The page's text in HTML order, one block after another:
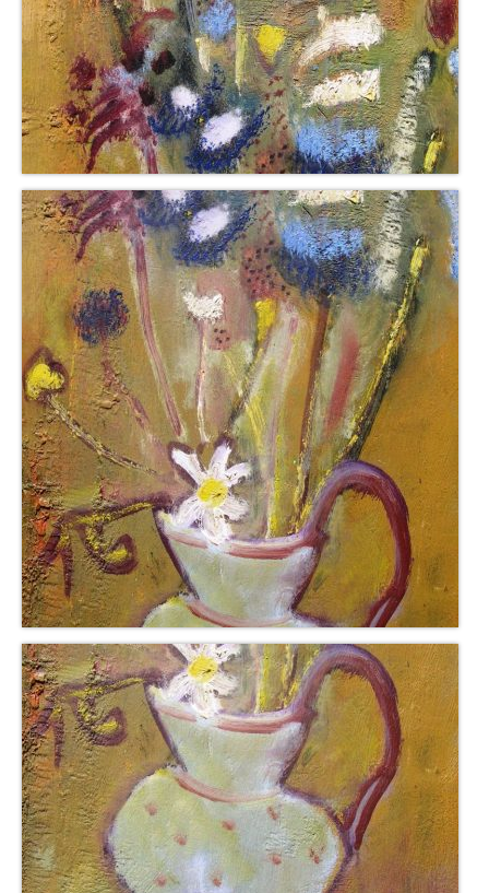
Buchempfehlungen
Richild Holt – Farbe und Linie
Theodor Zeller (1900-1986) Maler und
Visionär
Walter Becker (1893-1984) Malerei und Grafik
Der Maler Richard Sprick (1901-1976)
Suche
Über Uns
Kontakt
Publikationsliste
Über Uns
Impressum
Datenschutz
AGB
Widerruf